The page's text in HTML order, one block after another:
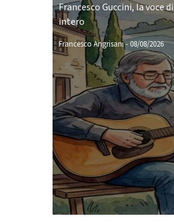
Francesco Guccini, la voce
intero
Francesco Angrisani-08/08/2026